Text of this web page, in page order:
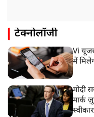
टेक्नोलॉजी
Vi
में
मोदी
मार्क